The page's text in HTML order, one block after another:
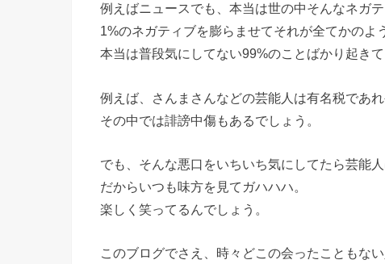
例えばニュースでも、本当は世の中そんなネガ
1%のネガティブを膨らませてそれが全てかのよ
本当は普段気にしてない99%のことばかり起きて
例えば、さんまさんなどの芸能人は有名税であれ
その中では誹謗中傷もあるでしょう。
でも、そんな悪口をいちいち気にしてたら芸能
だからいつも味方を見てガハハハ。
楽しく笑ってるんでしょう。
このブログでさえ、時々どこの会ったこともな